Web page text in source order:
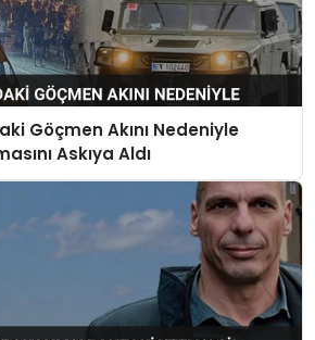
Göçmen Akını Nedeniyle
Askıya Aldı